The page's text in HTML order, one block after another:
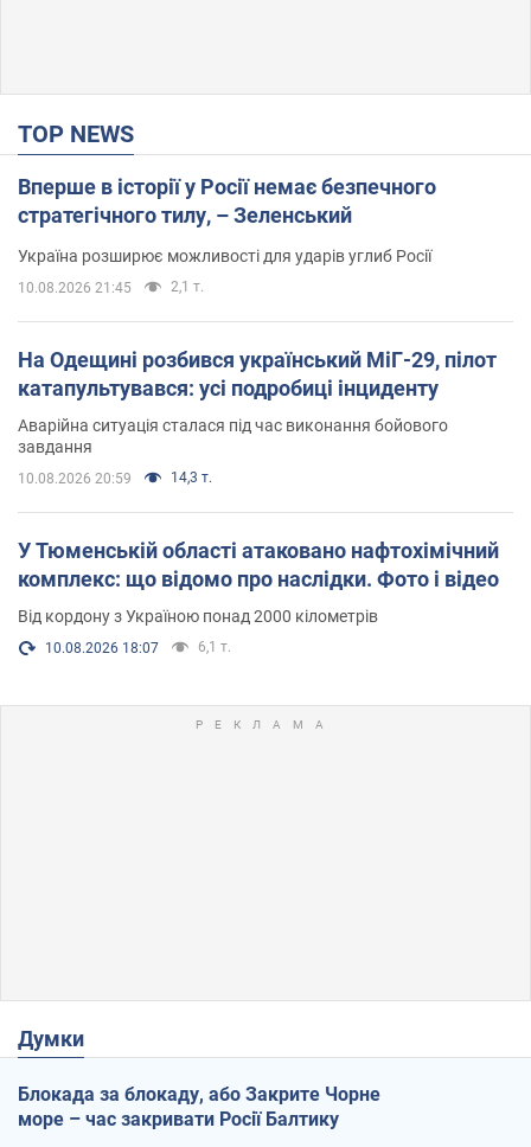
TOP NEWS
Вперше в історії у Росії немає безпечного
стратегічного тилу, – Зеленський
Україна розширює можливості для ударів углиб Росії
10.08.2026 21:45 2,1 т.
На Одещині розбився український МіГ-29, пілот
катапультувався: усі подробиці інциденту
Аварійна ситуація сталася під час виконання бойового
завдання
10.08.2026 20:59 14,3 т.
У Тюменській області атаковано нафтохімічний
комплекс: що відомо про наслідки. Фото і відео
Від кордону з Україною понад 2000 кілометрів
10.08.2026 18:07 6,1 т.
Думки
Блокада за блокаду, або Закрите Чорне
море – час закривати Росії Балтику